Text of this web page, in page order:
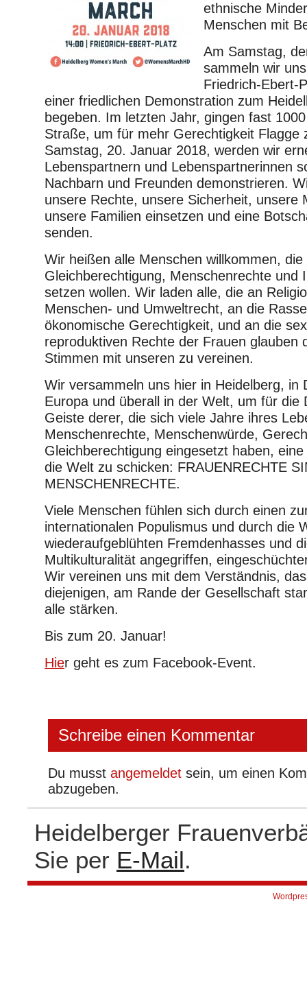
ethnische
Menschen mit
Am Samstag,
sammeln wir
Friedrich-Ebert-
einer friedlichen Demonstration zum
begeben. Im letzten Jahr, gingen fast
Straße, um für mehr Gerechtigkeit Flagge
Samstag, 20. Januar 2018, werden wir
Lebenspartnern und Lebenspartnerinnen
Nachbarn und Freunden demonstrieren.
unsere Rechte, unsere Sicherheit, unsere
unsere Familien einsetzen und eine
senden.
Wir heißen alle Menschen willkommen,
Gleichberechtigung, Menschenrechte und
setzen wollen. Wir laden alle, die an
Menschen- und Umweltrecht, an die
ökonomische Gerechtigkeit, und an die
reproduktiven Rechte der Frauen glauben
Stimmen mit unseren zu vereinen.
Wir versammeln uns hier in Heidelberg, in
Europa und überall in der Welt, um für die
Geiste derer, die sich viele Jahre ihres
Menschenrechte, Menschenwürde,
Gleichberechtigung eingesetzt haben,
die Welt zu schicken: FRAUENRECHTE
MENSCHENRECHTE.
Viele Menschen fühlen sich durch einen
internationalen Populismus und durch die
wiederaufgeblühten Fremdenhasses und
Multikulturalität angegriffen,
Wir vereinen uns mit dem Verständnis,
diejenigen, am Rande der Gesellschaft
alle stärken.
Bis zum 20. Januar!
Hier geht es zum Facebook-Event.
Schreibe einen Kommentar
Du musst angemeldet sein, um einen
abzugeben.
Heidelberger
Sie per E-Mail.